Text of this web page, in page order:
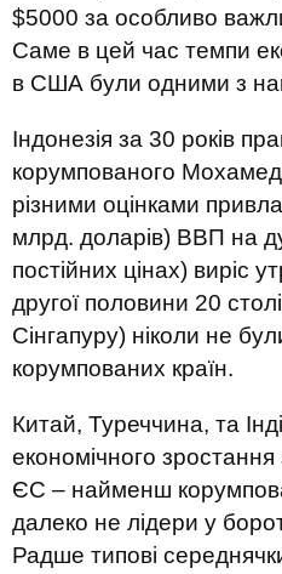
$5000 за особливо
Саме в цей час темпи
в США були одними з
Індонезія за 30 років
корумпованого
різними оцінками
млрд. доларів) ВВП на
постійних цінах) виріс
другої половини 20
Сінгапуру) ніколи не
корумпованих країн.
Китай, Туреччина, та
економічного
ЄС – найменш
далеко не лідери у
Радше типові